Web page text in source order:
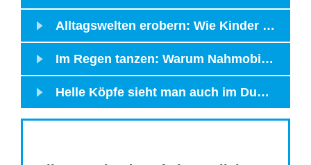
Alltagswelten erobern: Wie Kinder vom täglichen Schulweg zu Fuß oder mit dem Rad profitieren
Im Regen tanzen: Warum Nahmobilität kein schlechtes Wetter kennt
Helle Köpfe sieht man auch im Dunkeln: Mit Reflektoren entspannt im Straßenverkehr unterwegs